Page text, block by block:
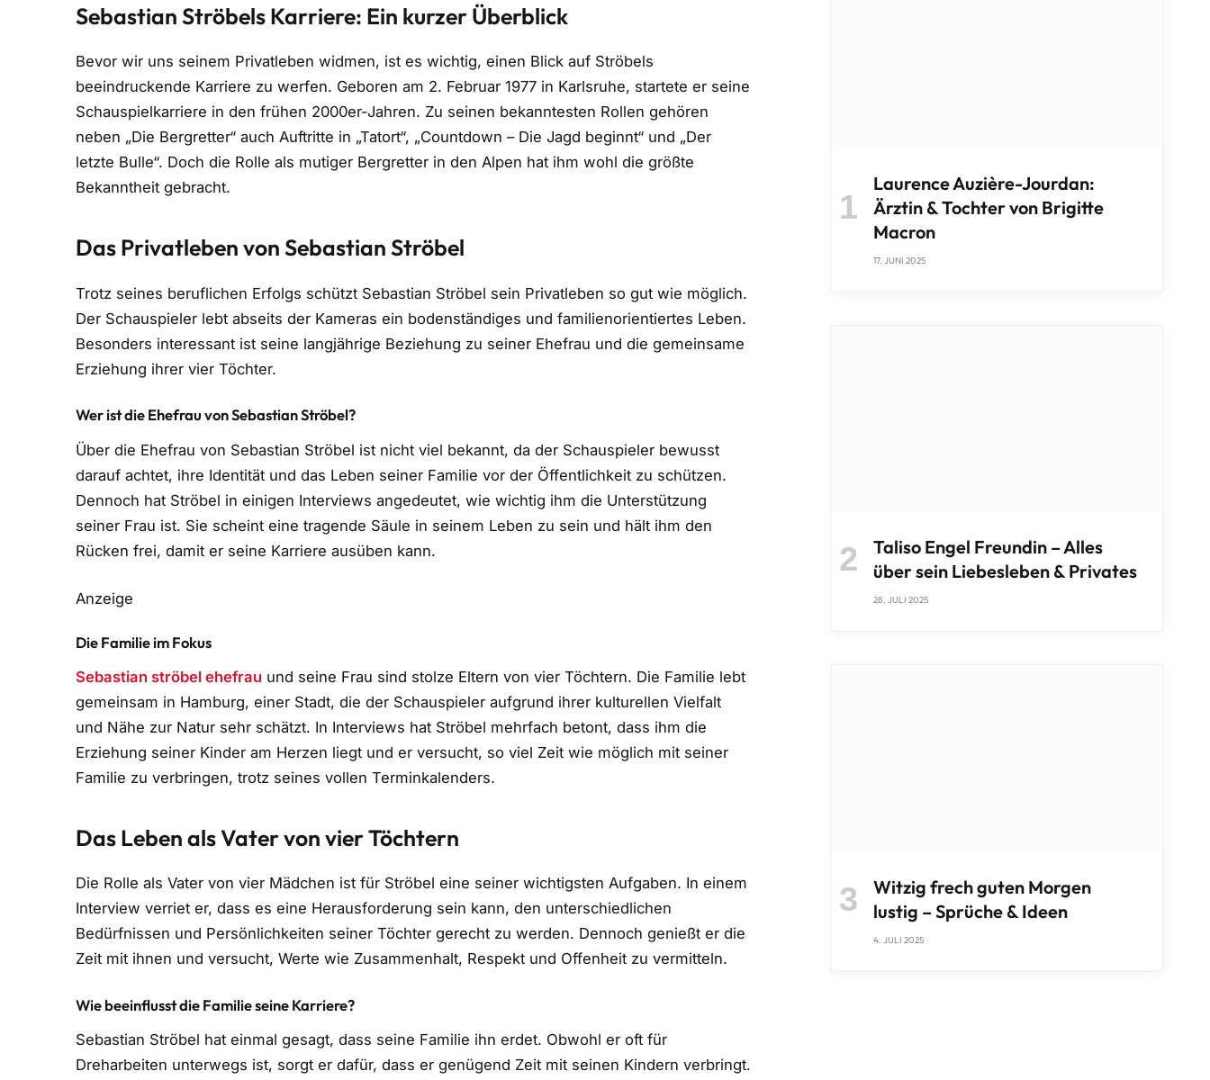
Sebastian Ströbels Karriere: Ein kurzer Überblick
Bevor wir uns seinem Privatleben widmen, ist es wichtig, einen Blick auf Ströbels
beeindruckende Karriere zu werfen. Geboren am 2. Februar 1977 in Karlsruhe, startete er seine
Schauspielkarriere in den frühen 2000er-Jahren. Zu seinen bekanntesten Rollen gehören
neben „Die Bergretter“ auch Auftritte in „Tatort“, „Countdown – Die Jagd beginnt“ und „Der
letzte Bulle“. Doch die Rolle als mutiger Bergretter in den Alpen hat ihm wohl die größte
Bekanntheit gebracht.
Das Privatleben von Sebastian Ströbel
Trotz seines beruflichen Erfolgs schützt Sebastian Ströbel sein Privatleben so gut wie möglich.
Der Schauspieler lebt abseits der Kameras ein bodenständiges und familienorientiertes Leben.
Besonders interessant ist seine langjährige Beziehung zu seiner Ehefrau und die gemeinsame
Erziehung ihrer vier Töchter.
Wer ist die Ehefrau von Sebastian Ströbel?
Über die Ehefrau von Sebastian Ströbel ist nicht viel bekannt, da der Schauspieler bewusst
darauf achtet, ihre Identität und das Leben seiner Familie vor der Öffentlichkeit zu schützen.
Dennoch hat Ströbel in einigen Interviews angedeutet, wie wichtig ihm die Unterstützung
seiner Frau ist. Sie scheint eine tragende Säule in seinem Leben zu sein und hält ihm den
Rücken frei, damit er seine Karriere ausüben kann.
Anzeige
Die Familie im Fokus
Sebastian ströbel ehefrau und seine Frau sind stolze Eltern von vier Töchtern. Die Familie lebt
gemeinsam in Hamburg, einer Stadt, die der Schauspieler aufgrund ihrer kulturellen Vielfalt
und Nähe zur Natur sehr schätzt. In Interviews hat Ströbel mehrfach betont, dass ihm die
Erziehung seiner Kinder am Herzen liegt und er versucht, so viel Zeit wie möglich mit seiner
Familie zu verbringen, trotz seines vollen Terminkalenders.
Das Leben als Vater von vier Töchtern
Die Rolle als Vater von vier Mädchen ist für Ströbel eine seiner wichtigsten Aufgaben. In einem
Interview verriet er, dass es eine Herausforderung sein kann, den unterschiedlichen
Bedürfnissen und Persönlichkeiten seiner Töchter gerecht zu werden. Dennoch genießt er die
Zeit mit ihnen und versucht, Werte wie Zusammenhalt, Respekt und Offenheit zu vermitteln.
Wie beeinflusst die Familie seine Karriere?
Sebastian Ströbel hat einmal gesagt, dass seine Familie ihn erdet. Obwohl er oft für
Dreharbeiten unterwegs ist, sorgt er dafür, dass er genügend Zeit mit seinen Kindern verbringt.
Laurence Auzière-Jourdan:
Ärztin & Tochter von Brigitte
Macron
17. JUNI 2025
Taliso Engel Freundin – Alles
über sein Liebesleben & Privates
28. JULI 2025
Witzig frech guten Morgen
lustig – Sprüche & Ideen
4. JULI 2025